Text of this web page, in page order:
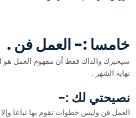
خامسا :- العمل فن .
سيخبرك والداك فقط أن مفهوم العمل هو
نهاية الشهر .
نصيحتي لك :-
العمل فن وليس خطوات تقوم بها تباعا